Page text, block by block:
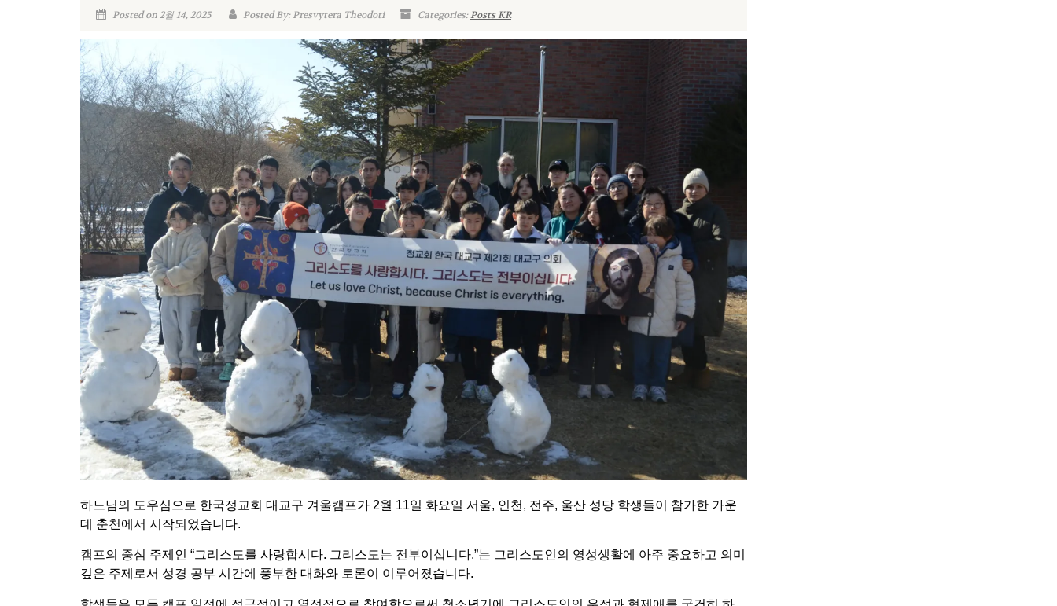
Posted on 2월 14, 2025 Posted By: Presvytera Theodoti Categories:Posts KR
하느님의 도우심으로 한국정교회 대교구 겨울캠프가 2월 11일 화요일 서울, 인천, 전주, 울산 성당 학생들이 참가한 가운
데 춘천에서 시작되었습니다.
캠프의 중심 주제인 “그리스도를 사랑합시다. 그리스도는 전부이십니다.”는 그리스도인의 영성생활에 아주 중요하고 의미
깊은 주제로서 성경 공부 시간에 풍부한 대화와 토론이 이루어졌습니다.